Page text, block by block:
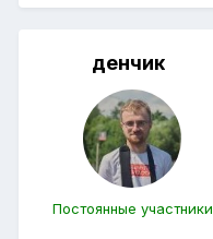
денчик
Постоянные участники